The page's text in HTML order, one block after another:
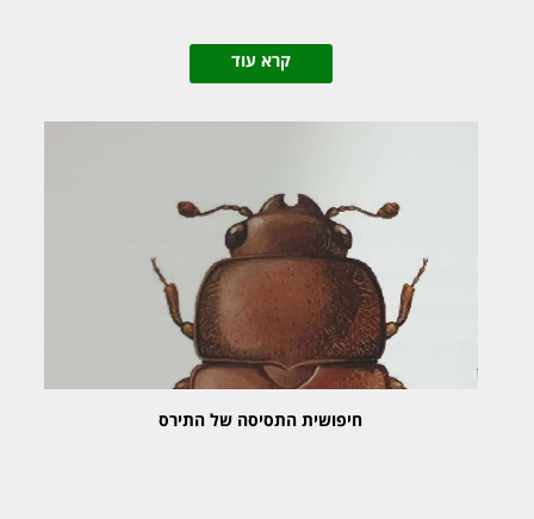
קרא עוד
חיפושית התסיסה של התירס